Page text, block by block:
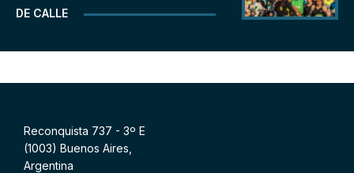
DE CALLE
Reconquista 737 - 3º E
(1003) Buenos Aires,
Argentina